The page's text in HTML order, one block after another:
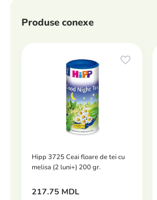
Produse conexe
Hipp 3725 Ceai floare de tei cu
melisa (2 luni+) 200 gr.
217.75 MDL